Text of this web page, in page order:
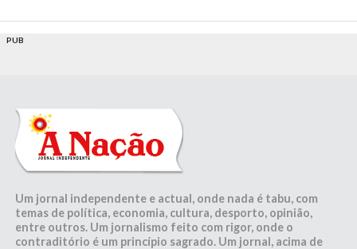
PUB
Um jornal independente e actual, onde nada é tabu, com
temas de política, economia, cultura, desporto, opinião,
entre outros. Um jornalismo feito com rigor, onde o
contraditório é um princípio sagrado. Um jornal, acima de